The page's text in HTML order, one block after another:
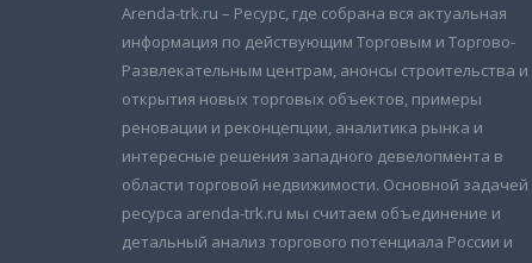
Arenda-trk.ru – Ресурс, где собрана вся актуальная
информация по действующим Торговым и Торгово-
Развлекательным центрам, анонсы строительства и
открытия новых торговых объектов, примеры
реновации и реконцепции, аналитика рынка и
интересные решения западного девелопмента в
области торговой недвижимости. Основной задачей
ресурса arenda-trk.ru мы считаем объединение и
детальный анализ торгового потенциала России и